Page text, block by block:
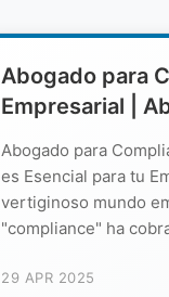
Abogado para
Empresarial |
Abogado para
es Esencial para tu
vertiginoso mundo
"compliance" ha
29 APR 2025